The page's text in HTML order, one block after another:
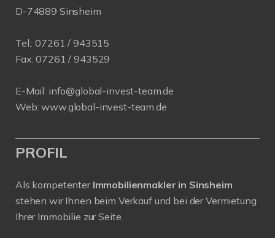
D-74889 Sinsheim
Tel.:07261 / 943515
Fax: 07261 / 943529
E-Mail: info@global-invest-team.de
Web:www.global-invest-team.de
PROFIL
Als kompetenter Immobilienmakler in Sinsheim
stehen wir Ihnen beim Verkauf und bei der Vermietung
Ihrer Immobilie zur Seite.